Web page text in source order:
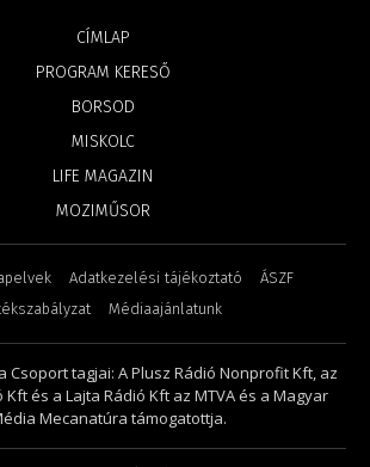
CÍMLAP
PROGRAM KERESŐ
BORSOD
MISKOLC
LIFE MAGAZIN
MOZIMŰSOR
Adatkezelési tájékoztató
ÁSZF
Médiaajánlatunk
Csoport tagjai: A Plusz Rádió Nonprofit Kft, az
és a Lajta Rádió Kft az MTVA és a Magyar
Mecanatúra támogatottja.